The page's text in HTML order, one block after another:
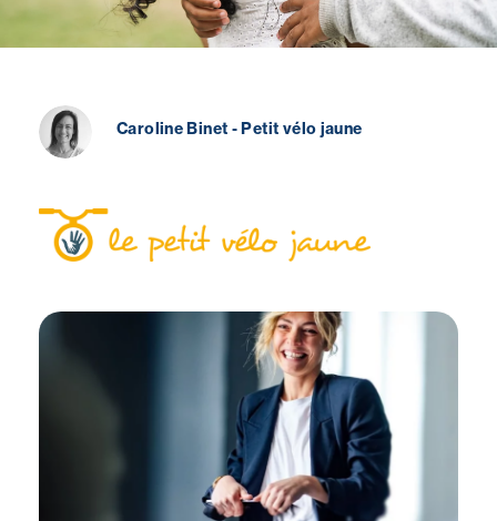
Caroline Binet - Petit vélo jaune